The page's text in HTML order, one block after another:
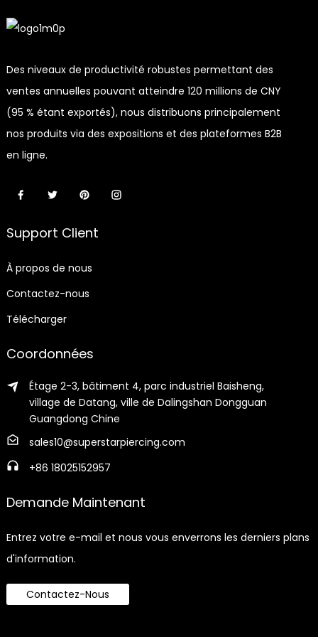
Des niveaux de productivité robustes permettant des
ventes annuelles pouvant atteindre 120 millions de CNY
(95 % étant exportés), nous distribuons principalement
nos produits via des expositions et des plateformes B2B
en ligne.
Support Client
À propos de nous
Contactez-nous
Télécharger
Coordonnées
Étage 2-3, bâtiment 4, parc industriel Baisheng,
village de Datang, ville de Dalingshan Dongguan
Guangdong Chine
sales10@superstarpiercing.com
+86 18025152957
Demande Maintenant
Entrez votre e-mail et nous vous enverrons les derniers plans
d'information.
Contactez-Nous